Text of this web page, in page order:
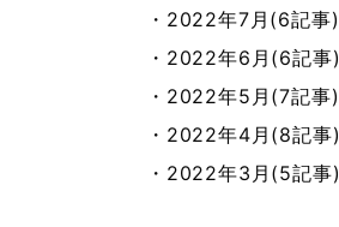
・2022年7月(6記事)
・2022年6月(6記事)
・2022年5月(7記事)
・2022年4月(8記事)
・2022年3月(5記事)